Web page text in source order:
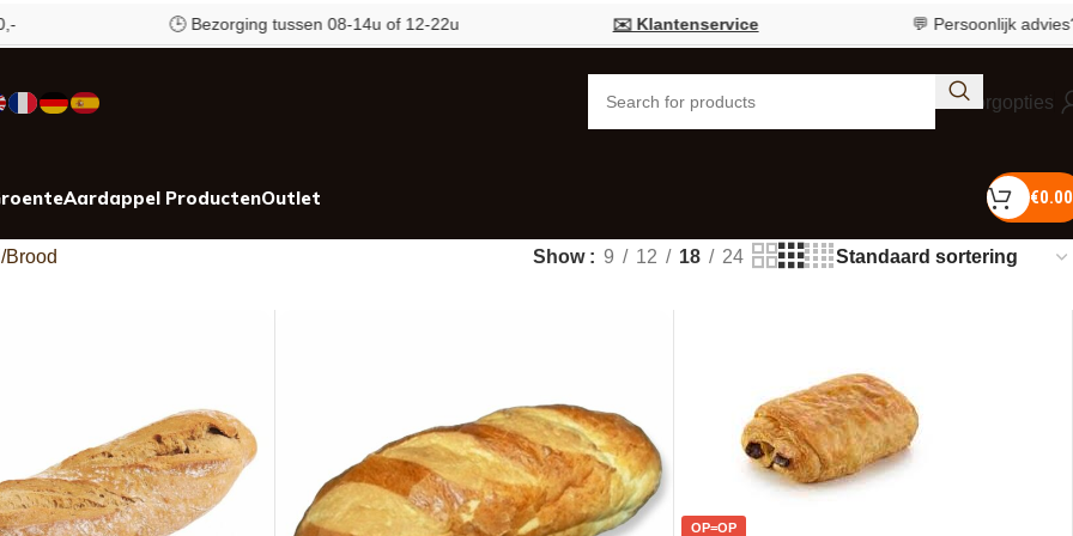
🕒 Bezorging tussen 08-14u of 12-22u ✉️ Klantenservice 💬 Persoonlijk advies?Bel 055
Bezorgopties
Aardappel ProductenOutlet €0.00
Brood Show 9 12 18 24
OP=OP